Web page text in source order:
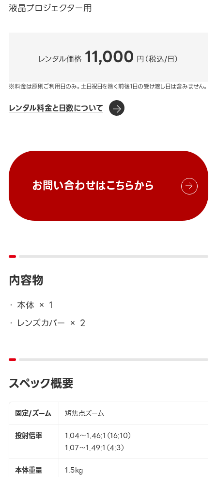
液晶プロジェクター用
レンタル価格 11,000 円（税込/日）
※料金は原則ご利用日のみ。土日祝日を除く前後1日の受け渡し日は含みません。
レンタル料金と日数について
お問い合わせはこちらから
内容物
本体 × 1
レンズカバー × 2
スペック概要
固定/ズーム
短焦点ズーム
投射倍率
1.04～1.46:1（16:10）
1.07～1.49:1（4:3）
本体重量
1.5kg